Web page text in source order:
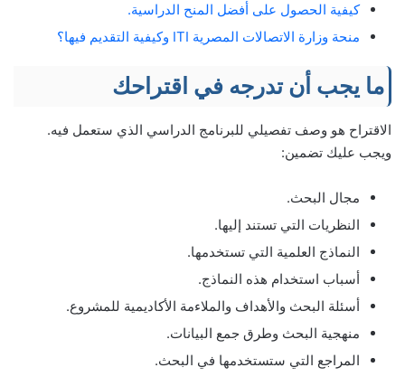
كيفية الحصول على أفضل المنح الدراسية.
منحة وزارة الاتصالات المصرية ITI وكيفية التقديم فيها؟
ما يجب أن تدرجه في اقتراحك
الاقتراح هو وصف تفصيلي للبرنامج الدراسي الذي ستعمل فيه.
ويجب عليك تضمين:
مجال البحث.
النظريات التي تستند إليها.
النماذج العلمية التي تستخدمها.
أسباب استخدام هذه النماذج.
أسئلة البحث والأهداف والملاءمة الأكاديمية للمشروع.
منهجية البحث وطرق جمع البيانات.
المراجع التي ستستخدمها في البحث.